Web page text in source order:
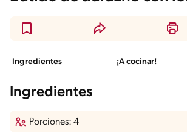
Ingredientes ¡A cocinar!
Ingredientes
Porciones: 4